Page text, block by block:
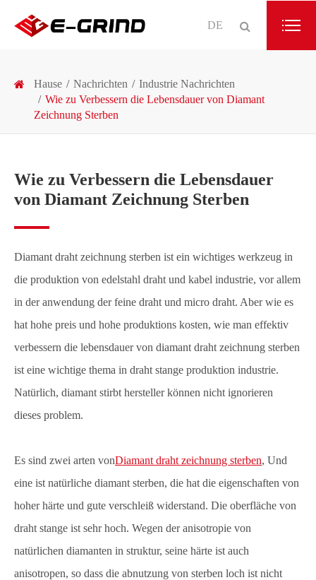
DE
Hause Nachrichten
Industrie Nachrichten
Wie zu Verbessern die Lebensdauer von Diamant
Zeichnung Sterben
Wie zu Verbessern die Lebensdauer
von Diamant Zeichnung Sterben
Diamant draht zeichnung sterben ist ein wichtiges werkzeug in
die produktion von edelstahl draht und kabel industrie, vor allem
in der anwendung der feine draht und micro draht. Aber wie es
hat hohe preis und hohe produktions kosten, wie man effektiv
verbessern die lebensdauer von diamant draht zeichnung sterben
ist eine wichtige thema in draht stange produktion industrie.
Natürlich, diamant stirbt hersteller können nicht ignorieren
dieses problem.
Es sind zwei arten vonDiamant draht zeichnung sterben, Und
eine ist natürliche diamant sterben, die hat die eigenschaften von
hoher härte und gute verschleiß widerstand. Die oberfläche von
draht stange ist sehr hoch. Wegen der anisotropie von
natürlichen diamanten in struktur, seine härte ist auch
anisotropen, so dass die abnutzung von sterben loch ist nicht